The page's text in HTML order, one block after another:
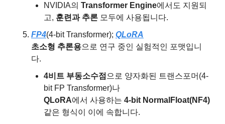
NVIDIA의 Transformer Engine에서도 지원되
고, 훈련과 추론 모두에 사용됩니다.
FP4(4-bit Transformer); QLoRA
초소형 추론용으로 연구 중인 실험적인 포맷입니
다.
4비트 부동소수점 으로 양자화된 트랜스포머(4-
bit FP Transformer)나
QLoRA에서 사용하는 4-bit NormalFloat(NF4)
같은 형식이 이에 속합니다.